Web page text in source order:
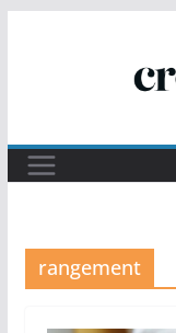
rangement